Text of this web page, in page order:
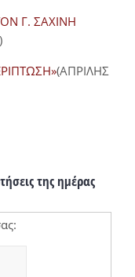
Γ. ΣΑΧΙΝΗ
(ΑΠΡΙΛΗΣ
της ημέρας